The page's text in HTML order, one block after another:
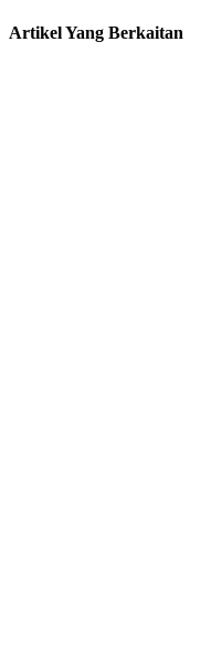
Artikel Yang Berkaitan